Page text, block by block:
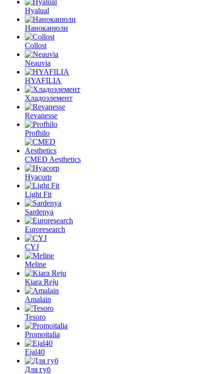
Hyalual
Наноканюли
Collost
Neauvia
HYAFILIA
Хладоэлемент
Revanesse
Profhilo
CMED Aesthetics
Hyacorp
Light Fit
Sardenya
Euroresearch
CYJ
Meline
Kiara Reju
Amalain
Tesoro
Promoitalia
Ejal40
Для губ